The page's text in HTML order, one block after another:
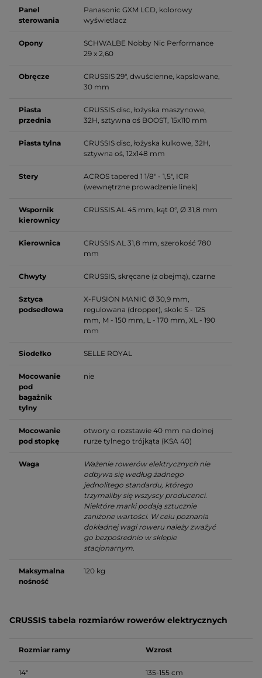
Panel
sterowania
Panasonic GXM LCD, kolorowy
wyświetlacz
Opony
SCHWALBE Nobby Nic Performance
29 x 2,60
Obręcze
CRUSSIS 29", dwuścienne, kapslowane,
30 mm
Piasta
przednia
CRUSSIS disc, łożyska maszynowe,
32H, sztywna oś BOOST, 15x110 mm
Piasta tylna
CRUSSIS disc, łożyska kulkowe, 32H,
sztywna oś, 12x148 mm
Stery
ACROS tapered 1 1/8" - 1,5", ICR
(wewnętrzne prowadzenie linek)
Wspornik
kierownicy
CRUSSIS AL 45 mm, kąt 0°, Ø 31,8 mm
Kierownica
CRUSSIS AL 31,8 mm, szerokość 780
mm
Chwyty CRUSSIS, skręcane (z obejmą), czarne
Sztyca
podsedłowa
X-FUSION MANIC Ø 30,9 mm,
regulowana (dropper), skok: S - 125
mm, M - 150 mm, L - 170 mm, XL - 190
mm
Siodełko SELLE ROYAL
Mocowanie
pod
bagażnik
tylny
nie
Mocowanie
pod stopkę
otwory o rozstawie 40 mm na dolnej
rurze tylnego trójkąta (KSA 40)
Waga
Ważenie rowerów elektrycznych nie
odbywa się według żadnego
jednolitego standardu, którego
trzymaliby się wszyscy producenci.
Niektóre marki podają sztucznie
zaniżone wartości. W celu poznania
dokładnej wagi roweru należy zważyć
go bezpośrednio w sklepie
stacjonarnym.
Maksymalna
nośność
120 kg
CRUSSIS tabela rozmiarów rowerów elektrycznych
Rozmiar ramy Wzrost
14″ 135-155 cm